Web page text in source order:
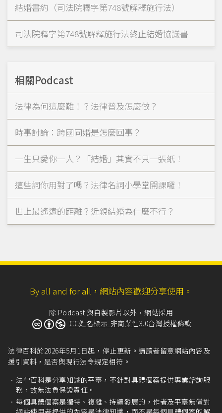
結婚書約（司法院釋字第748號解釋施行法）
司法院釋字第748號解釋施行法終止結婚協議書
相關Podcast
法律為何這麼難！？法律普及怎麼做？
時事討論：跨國同婚是怎麼回事？
一生只愛你一人？「結婚」其實不只一張紙！
這些詞你用對了嗎？法律名詞小學堂開課囉！
世上最遙遠的距離？近親結婚為什麼不行？
By all and for all，網站內容歡迎分享使用。
除 Podcast 與自製影片以外，網站採用
CC姓名標示-非商業性3.0台灣授權條款
法律百科於2026年5月1日起，停止更新。請讀者留意網站內容及
援引資料，是否與現行法令規定相符。
法律百科是分享知識的平臺，不針對具體個案提供專業諮詢服
務，故無法負保證責任。
每個具體個案是獨特、複雜、持續發展的，作者及平臺無償對